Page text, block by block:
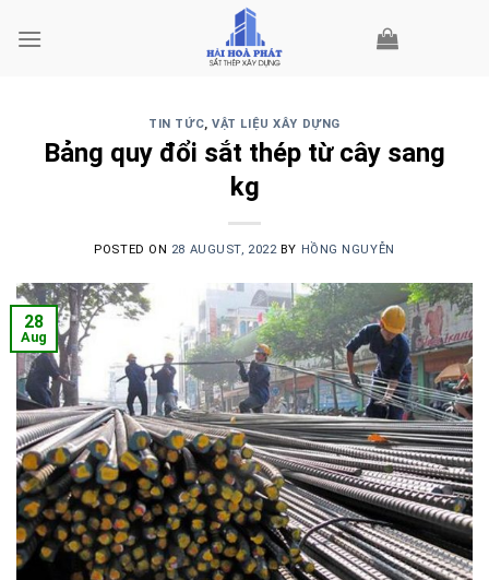
TIN TỨC,VẬT LIỆU XÂY DỰNG
Bảng quy đổi sắt thép từ cây sang
kg
POSTED ON 28 AUGUST, 2022 BY HỒNG NGUYỄN
28
Aug